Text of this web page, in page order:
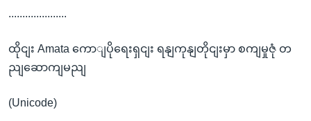
.....................
ထိုငျး Amata ကောျပိုရေးရှငျး ရနျကုနျတိုငျးမှာ စကျမှုဇုံ တ
ညျဆောကျမညျ
(Unicode)